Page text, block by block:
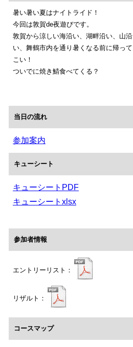
暑い暑い夏はナイトライド！
今回は敦賀de夜遊びです。
敦賀から涼しい海沿い、湖畔沿い、山沿
い、舞鶴市内を通り暑くなる前に帰って
こい！
ついでに焼き鯖食べてくる？
当日の流れ
参加案内
キューシート
キューシートPDF
キューシートxlsx
参加者情報
エントリーリスト：
リザルト：
コースマップ